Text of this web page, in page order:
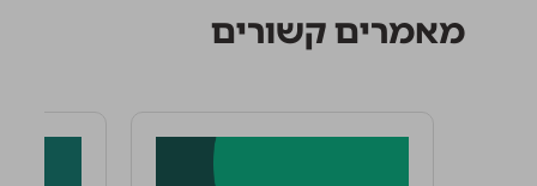
מאמרים קשורים